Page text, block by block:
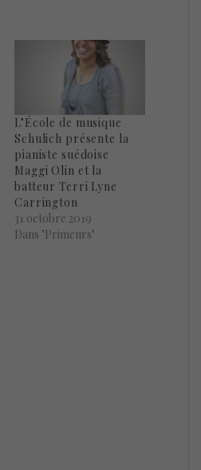
L’École de musique
Schulich présente la
pianiste suédoise
Maggi Olin et la
batteur Terri Lyne
Carrington
31 octobre 2019
Dans "Primeurs"